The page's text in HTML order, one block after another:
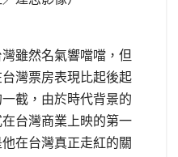
雖然名氣響噹噹，但
灣票房表現比起後起
截，由於時代背景的
台灣商業上映的第一
在台灣真正走紅的關